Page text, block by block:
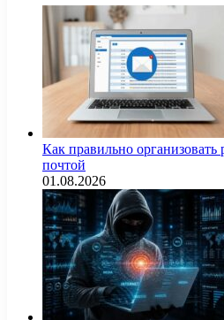
Как правильно организовать
почтой
01.08.2026